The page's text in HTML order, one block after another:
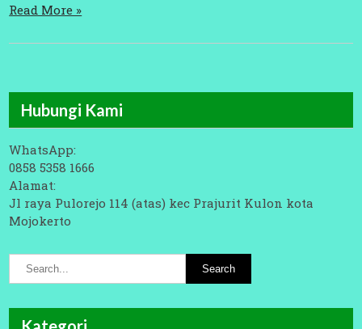
Read More »
Hubungi Kami
WhatsApp:
0858 5358 1666
Alamat:
Jl raya Pulorejo 114 (atas) kec Prajurit Kulon kota
Mojokerto